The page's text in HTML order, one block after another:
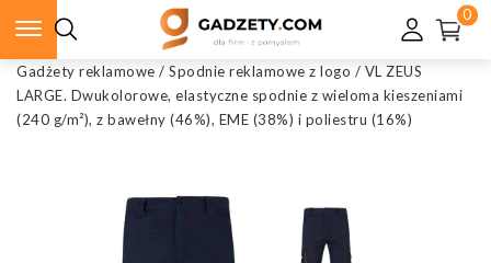
0
Gadżety reklamowe / Spodnie reklamowe z logo / VL ZEUS
LARGE. Dwukolorowe, elastyczne spodnie z wieloma kieszeniami
(240 g/m²), z bawełny (46%), EME (38%) i poliestru (16%)